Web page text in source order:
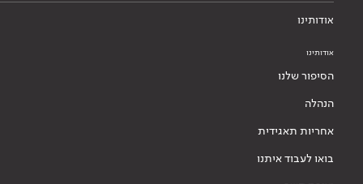
אודותינו
אודותינו
הסיפור שלנו
הנהלה
אחריות תאגידית
בואו לעבוד איתנו